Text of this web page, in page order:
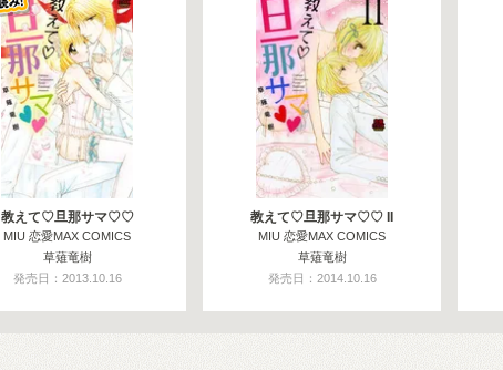
教えて♡旦那サマ♡♡
MIU 恋愛MAX COMICS
草薙竜樹
発売日：2013.10.16
教えて♡旦那サマ♡♡ II
MIU 恋愛MAX COMICS
草薙竜樹
発売日：2014.10.16